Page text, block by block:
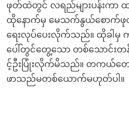
ဖုတ်ထဲတွင် လရည်များပန်းက
ထိုနောက်မှ မေသက်နွယ်စောက်ဖု
ရေးလုပ်ပေးလိုက်သည်။ ထိုခါမှ
ပေါ်တွင်တွေ့သော တစ်သောင်းတ
င့်ဦးပြုံးလိုက်မိသည်။ တကယ်တ
ဖာသည်မတစ်ယောက်မဟုတ်ပါ။